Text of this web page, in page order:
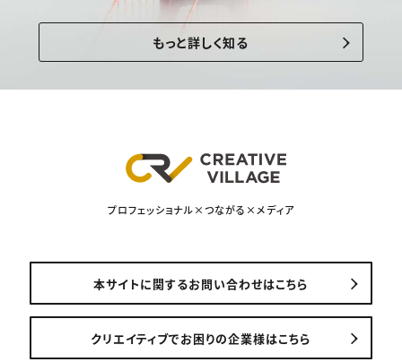
もっと詳しく知る
プロフェッショナル×つながる×メディア
本サイトに関するお問い合わせはこちら
クリエイティブでお困りの企業様はこちら